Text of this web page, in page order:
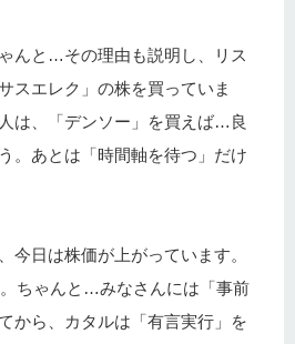
んと…その理由も説明し、リス
スエレク」の株を買っていま
は、「デンソー」を買えば…良
。あとは「時間軸を待つ」だけ
今日は株価が上がっています。
ちゃんと…みなさんには「事前
から、カタルは「有言実行」を